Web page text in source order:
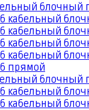
блочный
кабельный
кабельный
кабельный
кабельный
прямой
блочный
кабельный
кабельный